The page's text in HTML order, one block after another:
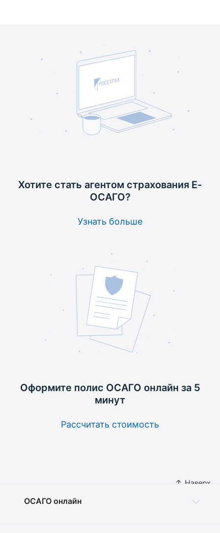
Хотите стать агентом страхования Е-
ОСАГО?
Узнать больше
Оформите полис ОСАГО онлайн за 5
минут
Рассчитать стоимость
ОСАГО онлайн